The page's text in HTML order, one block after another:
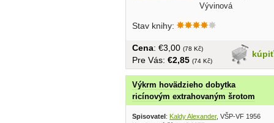
Vývinová
Stav knihy:
kúpiť
Cena: €3,00 (78 Kč)
Pre Vás: €2,85 (74 Kč)
Výkrm hovädzieho dobytka
ricínovým extrahovaným šrotom
Spisovatel: Kaldy Alexander, VŠP-VF 1956